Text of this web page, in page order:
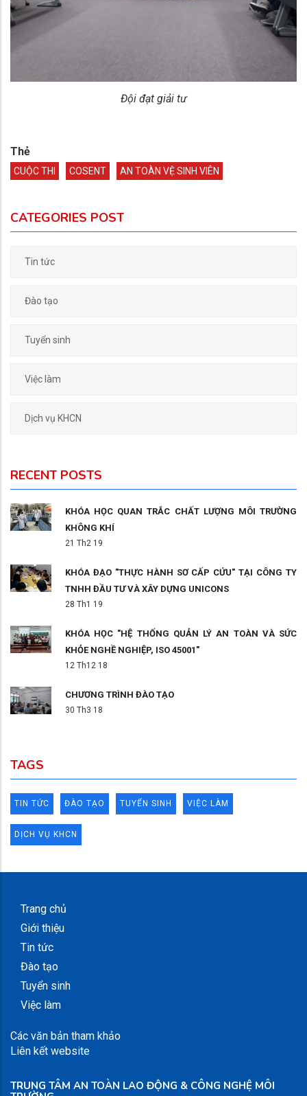
Đội đạt giải tư
Thẻ
CUỘC THI COSENT AN TOÀN VỆ SINH VIÊN
CATEGORIES POST
Tin tức
Đào tạo
Tuyển sinh
Việc làm
Dịch vụ KHCN
RECENT POSTS
KHÓA HỌC QUAN TRẮC CHẤT LƯỢNG MÔI TRƯỜNG
KHÔNG KHÍ
21 Th2 19
KHÓA ĐẠO "THỰC HÀNH SƠ CẤP CỨU" TẠI CÔNG TY
TNHH ĐẦU TƯ VÀ XÂY DỰNG UNICONS
28 Th1 19
KHÓA HỌC "HỆ THỐNG QUẢN LÝ AN TOÀN VÀ SỨC
KHỎE NGHỀ NGHIỆP, ISO 45001"
12 Th12 18
CHƯƠNG TRÌNH ĐÀO TẠO
30 Th3 18
TAGS
TIN TỨC ĐÀO TẠO TUYỂN SINH VIỆC LÀM
DỊCH VỤ KHCN
Trang chủ
Giới thiệu
Tin tức
Đào tạo
Tuyển sinh
Việc làm
Các văn bản tham khảo
Liên kết website
TRUNG TÂM AN TOÀN LAO ĐỘNG & CÔNG NGHỆ MÔI